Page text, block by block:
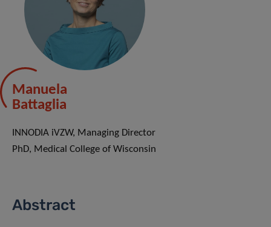
Manuela
Battaglia
INNODIA iVZW, Managing Director
PhD, Medical College of Wisconsin
Abstract